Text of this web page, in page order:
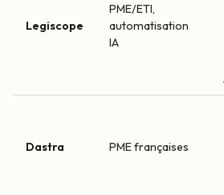
Legiscope
PME/ETI,
automatisation
IA
Dastra PME françaises